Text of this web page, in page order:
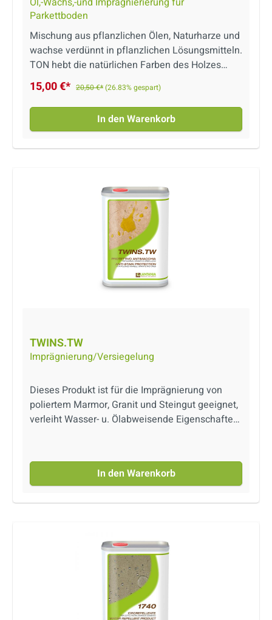
Parkettboden
Mischung aus pflanzlichen Ölen, Naturharze und
wachse verdünnt in pflanzlichen Lösungsmitteln.
TON hebt die natürlichen Farben des Holzes
hervor. Produkt auf Lösemittelbasis.
15,00 €* 20,50 €*(26.83% gespart)
In den Warenkorb
TWINS.TW
Imprägnierung/Versiegelung
Dieses Produkt ist für die Imprägnierung von
poliertem Marmor, Granit und Steingut geeignet,
verleiht Wasser- u. Ölabweisende Eigenschaften.
In den Warenkorb